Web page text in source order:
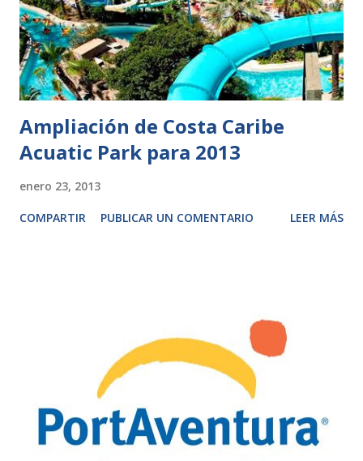
Ampliación de Costa Caribe
Acuatic Park para 2013
enero 23, 2013
COMPARTIR PUBLICAR UN COMENTARIO LEER MÁS